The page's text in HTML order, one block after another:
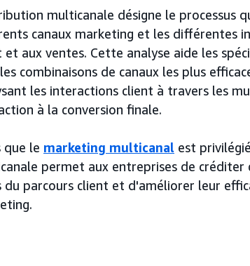
multicanale désigne le processus
canaux marketing et les différentes
et aux ventes. Cette analyse aide les
combinaisons de canaux les plus
les interactions client à travers les
à la conversion finale.
que le marketing multicanal est
permet aux entreprises de
du parcours client et d'améliorer leur